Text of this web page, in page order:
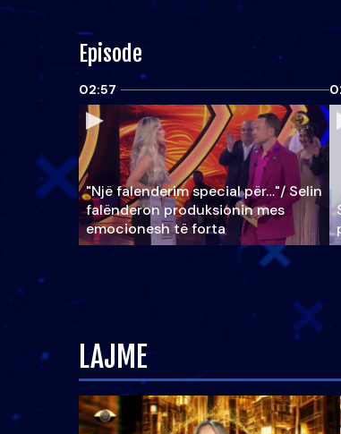
Episode
02:57
"Një falenderim special për…"/ Selin
falënderon produksionin mes
emocionesh të forta
LAJME